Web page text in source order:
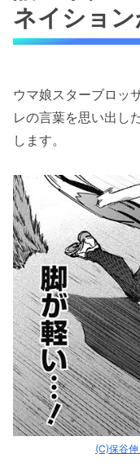
ネイション
ウマ娘スターブロッ
レの言葉を思い出し
します。
(C)保谷